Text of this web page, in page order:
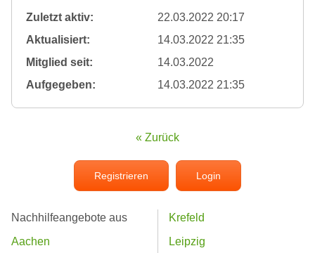
Zuletzt aktiv:
22.03.2022 20:17
Aktualisiert:
14.03.2022 21:35
Mitglied seit:
14.03.2022
Aufgegeben:
14.03.2022 21:35
« Zurück
Registrieren Login
Nachhilfeangebote aus
Aachen
Krefeld
Leipzig